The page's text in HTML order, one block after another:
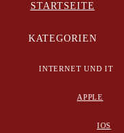
STARTSEITE
KATEGORIEN
INTERNET UND IT
APPLE
IOS